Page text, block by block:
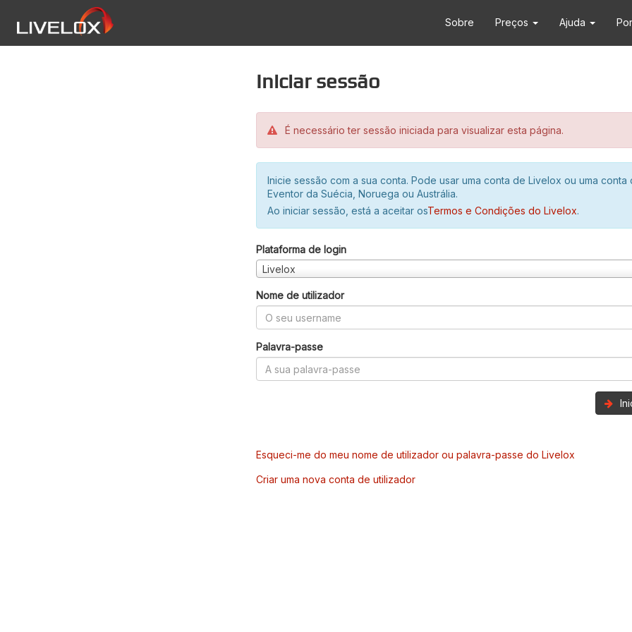
Sobre Preços Ajuda
Iniciar sessão
É necessário ter sessão iniciada para visualizar esta página.
Inicie sessão com a sua conta. Pode usar uma conta de Livelox ou uma conta
Eventor da Suécia, Noruega ou Austrália.
Ao iniciar sessão, está a aceitar osTermos e Condições do Livelox.
Plataforma de login
Livelox
Nome de utilizador
Palavra-passe
Esqueci-me do meu nome de utilizador ou palavra-passe do Livelox
Criar uma nova conta de utilizador